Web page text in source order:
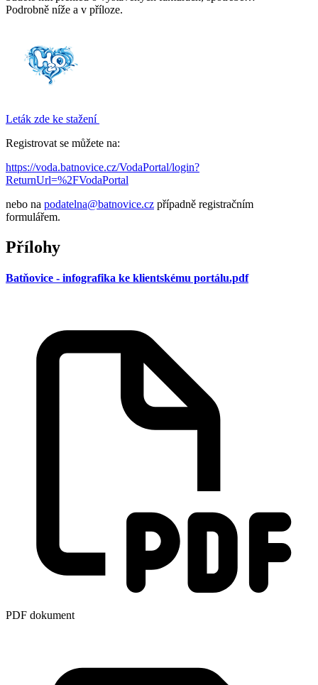
Podrobně níže a v příloze.
Leták zde ke stažení
Registrovat se můžete na:
https://voda.batnovice.cz/VodaPortal/login?
ReturnUrl=%2FVodaPortal
nebo na podatelna@batnovice.cz případně registračním
formulářem.
Přílohy
Batňovice - infografika ke klientskému portálu.pdf
PDF dokument